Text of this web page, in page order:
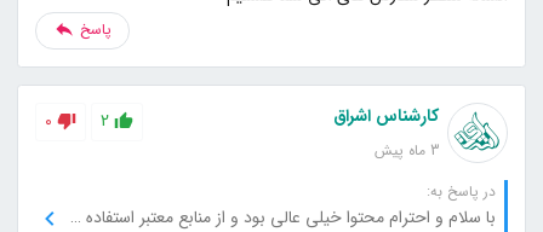
پاسخ
کارشناس اشراق
3 ماه پیش
2
0
در پاسخ به:
با سلام و احترام محتوا خیلی عالی بود و از منابع معتبر استفاده کرده بودید که باعث شد بیشتر به سایت اعتماد کنم. خیلی خوشحال می‌شم اگه منابع بیشتری هم معرفی کنید تا بیشتر از این مطالب استفاده کنم.